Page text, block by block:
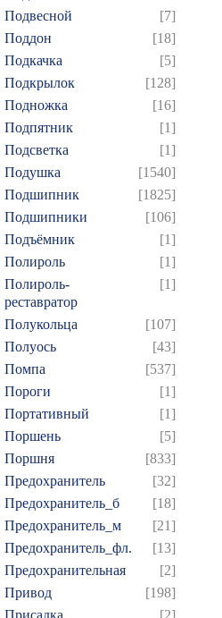
Подвесной
[7]
Поддон
[18]
Подкачка
[5]
Подкрылок
[128]
Подножка
[16]
Подпятник
[1]
Подсветка
[1]
Подушка
[1540]
Подшипник
[1825]
Подшипники
[106]
Подъёмник
[1]
Полироль
[1]
Полироль-
реставратор
[1]
Полукольца
[107]
Полуось
[43]
Помпа
[537]
Пороги
[1]
Портативный
[1]
Поршень
[5]
Поршня
[833]
Предохранитель
[32]
Предохранитель_б
[18]
Предохранитель_м
[21]
Предохранитель_фл.
[13]
Предохранительная
[2]
Привод
[198]
Присадка
[2]